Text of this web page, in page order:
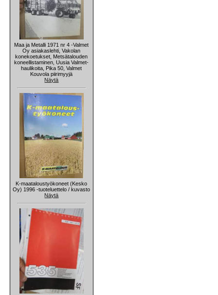
Maa ja Metalli 1971 nr 4 -Valmet
Oy asiakaslehti, Vakolan
konekoetukset, Metsätalouden
koneellistaminen, Uusia Valmet-
haulikoita, Pika 50, Valmet
Kouvola piirimyyjä
Näytä
K-maataloustyökoneet (Kesko
Oy) 1996 -tuoteluettelo / kuvasto
Näytä